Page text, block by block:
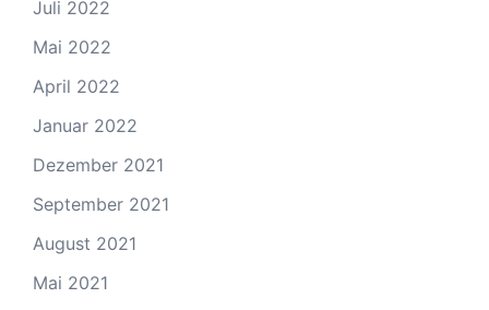
Juli 2022
Mai 2022
April 2022
Januar 2022
Dezember 2021
September 2021
August 2021
Mai 2021